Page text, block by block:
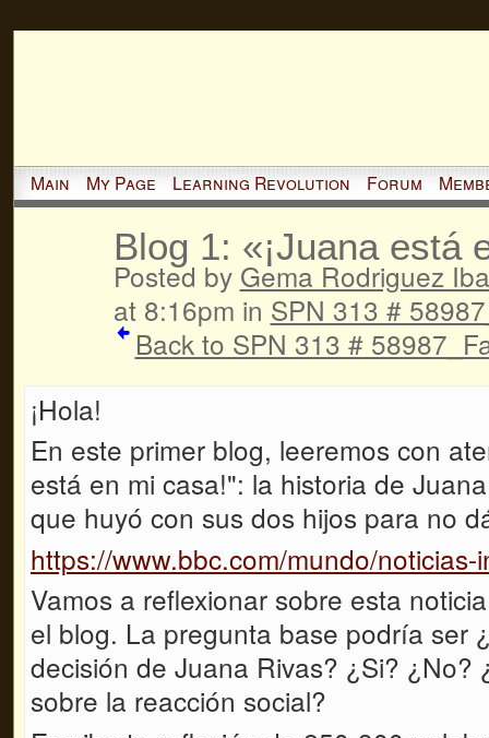
Main My Page Learning Revolution Forum
Blog 1: «¡Juana está
Posted by Gema Rodriguez
at 8:16pm in SPN 313 #
Back to SPN 313 #
¡Hola!
En este primer blog, leeremos con
está en mi casa!": la historia de
que huyó con sus dos hijos para no
https://www.bbc.com/mundo/
Vamos a reflexionar sobre esta
el blog. La pregunta base podría ser
decisión de Juana Rivas? ¿Si? ¿No?
sobre la reacción social?